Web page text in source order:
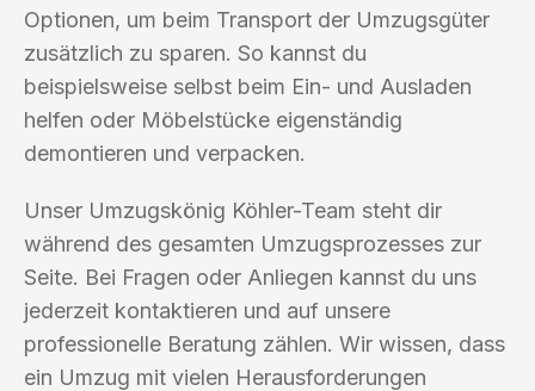
Optionen, um beim Transport der Umzugsgüter
zusätzlich zu sparen. So kannst du
beispielsweise selbst beim Ein- und Ausladen
helfen oder Möbelstücke eigenständig
demontieren und verpacken.
Unser Umzugskönig Köhler-Team steht dir
während des gesamten Umzugsprozesses zur
Seite. Bei Fragen oder Anliegen kannst du uns
jederzeit kontaktieren und auf unsere
professionelle Beratung zählen. Wir wissen, dass
ein Umzug mit vielen Herausforderungen